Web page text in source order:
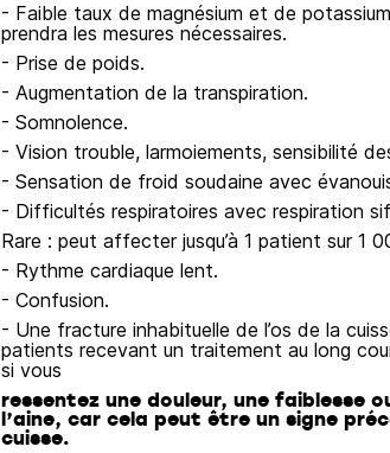
- Faible taux de magnésium et de
prendra les mesures nécessaires.
- Prise de poids.
- Augmentation de la transpiration.
- Somnolence.
- Vision trouble, larmoiements, sensibilité
- Sensation de froid soudaine avec
- Difficultés respiratoires avec respiration
Rare : peut affecter jusqu’à 1 patient sur 1
- Rythme cardiaque lent.
- Confusion.
- Une fracture inhabituelle de l’os de la
patients recevant un traitement au long
si vous
ressentez une douleur, une faiblesse
l’aine, car cela peut être un signe
cuisse.